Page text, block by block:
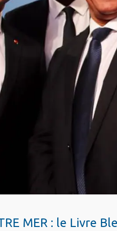
MER : le Livre